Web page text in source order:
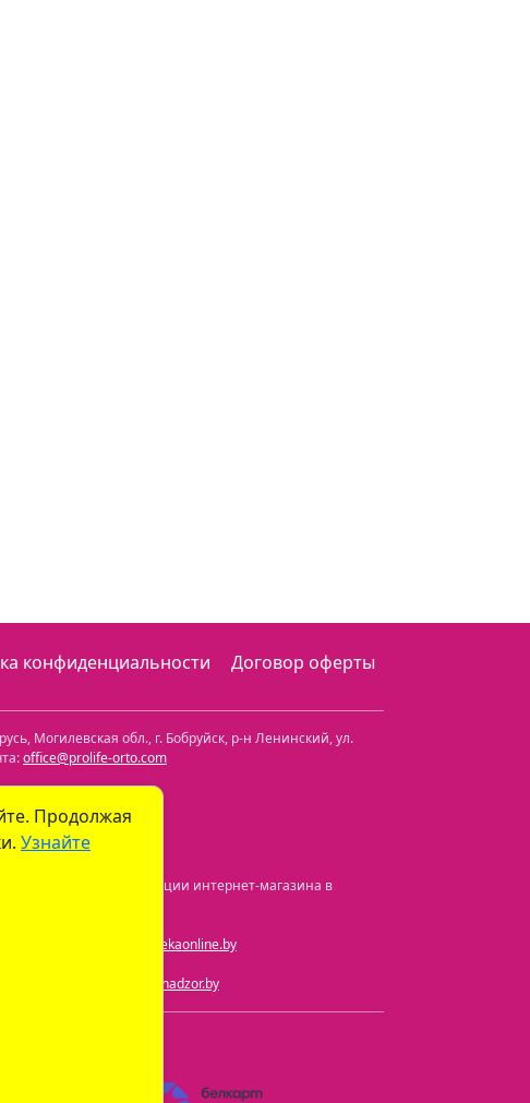
конфиденциальности Договор оферты
, Могилевская обл., г. Бобруйск, р-н Ленинский,ул.
office@prolife-orto.com
Дата и номер регистрации интернет-магазина в
почта: info@aptekaonline.by
почта: info@gospharmnadzor.by
Продолжая
Узнайте